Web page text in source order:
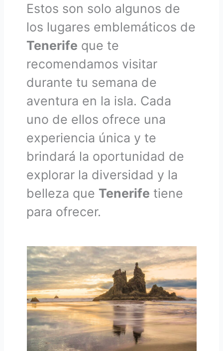
Estos son solo algunos de
los lugares emblemáticos de
Tenerife que te
recomendamos visitar
durante tu semana de
aventura en la isla. Cada
uno de ellos ofrece una
experiencia única y te
brindará la oportunidad de
explorar la diversidad y la
belleza que Tenerife tiene
para ofrecer.